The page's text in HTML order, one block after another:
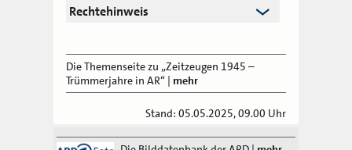
Rechtehinweis
Die Themenseite zu „Zeitzeugen 1945 –
Trümmerjahre in AR“ | mehr
Stand: 05.05.2025, 09.00 Uhr